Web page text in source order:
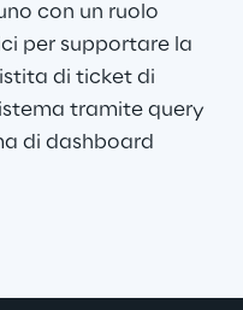
con un ruolo
per supportare la
di ticket di
tramite query
di dashboard